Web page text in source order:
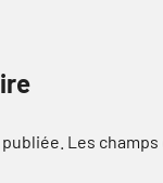
Les